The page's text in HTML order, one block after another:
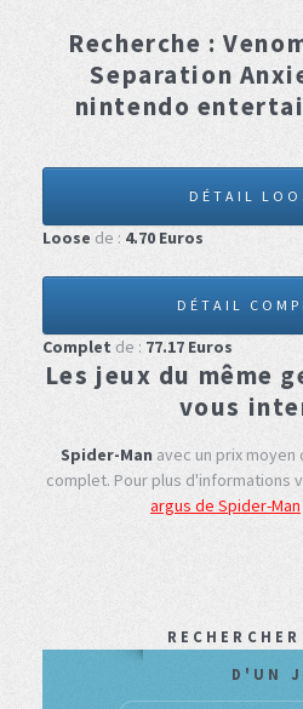
Recherche :
Separation
nintendo
DÉTAIL
Loose de : 4.70 Euros
DÉTAIL
Complet de : 77.17 Euros
Les jeux du même
vous
Spider-Man avec un prix moyen
complet. Pour plus d'informations
argus de Spider-Man
D'UN